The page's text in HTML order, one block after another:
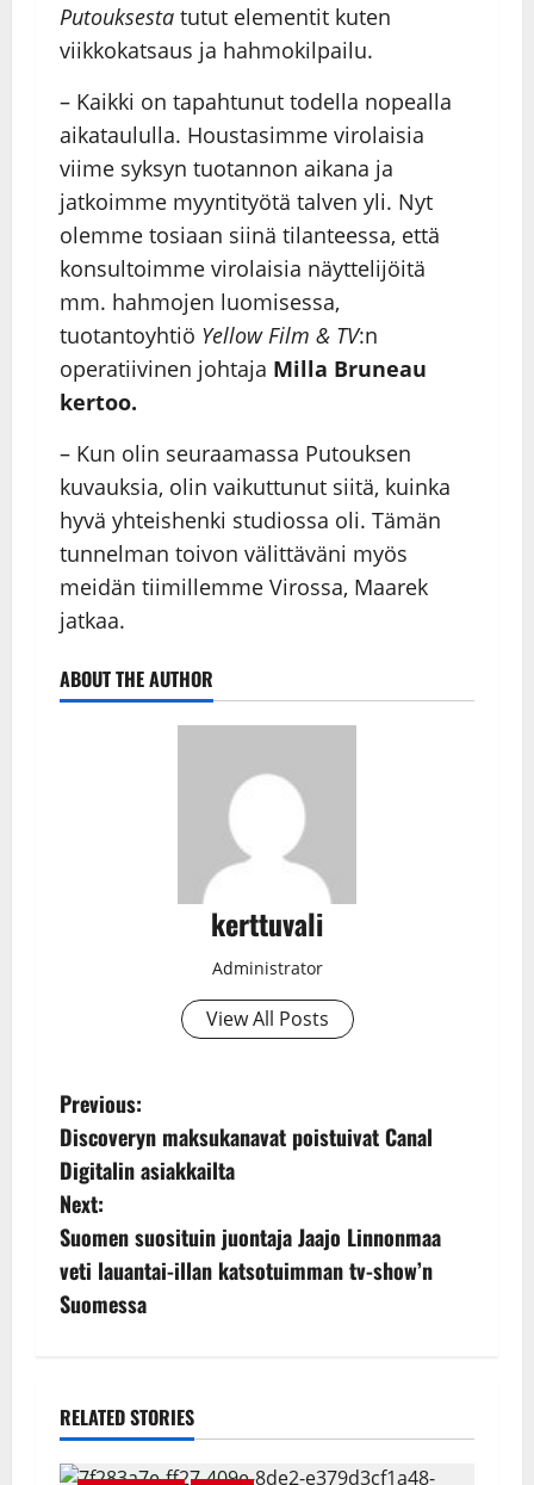
Putouksesta tutut elementit kuten
viikkokatsaus ja hahmokilpailu.
– Kaikki on tapahtunut todella nopealla
aikataululla. Houstasimme virolaisia
viime syksyn tuotannon aikana ja
jatkoimme myyntityötä talven yli. Nyt
olemme tosiaan siinä tilanteessa, että
konsultoimme virolaisia näyttelijöitä
mm. hahmojen luomisessa,
tuotantoyhtiö Yellow Film & TV:n
operatiivinen johtaja Milla Bruneau
kertoo.
– Kun olin seuraamassa Putouksen
kuvauksia, olin vaikuttunut siitä, kuinka
hyvä yhteishenki studiossa oli. Tämän
tunnelman toivon välittäväni myös
meidän tiimillemme Virossa, Maarek
jatkaa.
ABOUT THE AUTHOR
kerttuvali
Administrator
View All Posts
P
o
s
t
n
v
i
Previous:
Discoveryn maksukanavat poistuivat Canal
Digitalin asiakkailta
Next:
Suomen suosituin juontaja Jaajo Linnonmaa
veti lauantai-illan katsotuimman tv-show’n
Suomessa
RELATED STORIES